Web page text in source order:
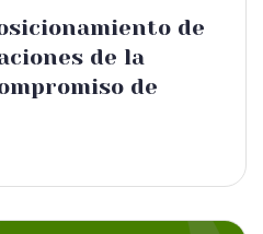
de
de la
de